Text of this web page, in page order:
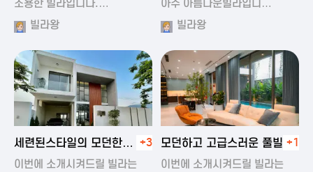
조용한 빌라입니다.…
빌라왕
아주 아름다운빌라입니…
빌라왕
2024-11-19 01:22
세련된스타일의 모던한
풀빌라
+3
이번에 소개시켜드릴 빌라는
2024-11-20 00:20
모던하고 고급스러운 풀빌라+1
이번에 소개시켜드릴 빌라는